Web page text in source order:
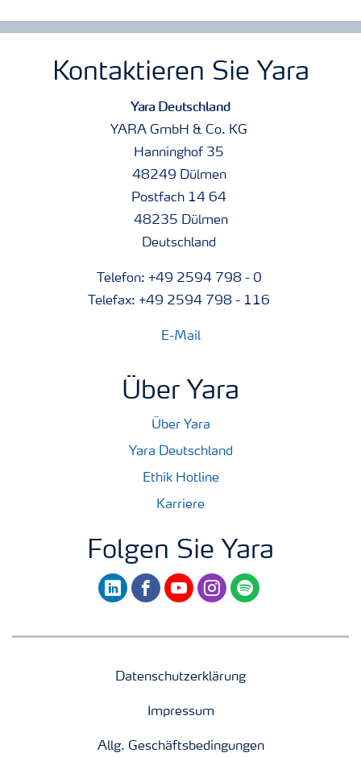
Kontaktieren Sie Yara
Yara Deutschland
YARA GmbH & Co. KG
Hanninghof 35
48249 Dülmen
Postfach 14 64
48235 Dülmen
Deutschland
Telefon: +49 2594 798 - 0
Telefax: +49 2594 798 - 116
E-Mail
Über Yara
Über Yara
Yara Deutschland
Ethik Hotline
Karriere
Folgen Sie Yara
linkedinfacebookyoutubeinstagram
spotify
Datenschutzerklärung
Impressum
Allg. Geschäftsbedingungen